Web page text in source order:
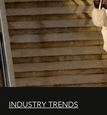
INDUSTRY TRENDS